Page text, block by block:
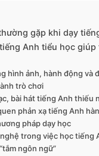
gặp khi dạy
Anh tiểu học giúp
hình ảnh, hành động và
trò chơi
bài hát tiếng Anh thiếu
phản xạ tiếng Anh
pháp dạy học
trong việc học tiếng
ngôn ngữ”